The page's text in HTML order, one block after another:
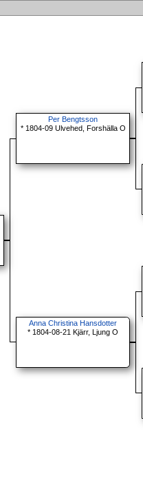
Per Bengtsson
* 1804-09 Ulvehed, Forshälla O
Anna Christina Hansdotter
* 1804-08-21 Kjärr, Ljung O